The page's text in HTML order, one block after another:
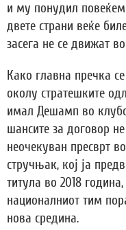
и му понудил
двете страни веќе
засега не се движат
Како главна пречка
околу стратешките
имал Дешамп во
шансите за договор
неочекуван пресврт
стручњак, кој ја
титула во 2018
националниот тим
нова средина.